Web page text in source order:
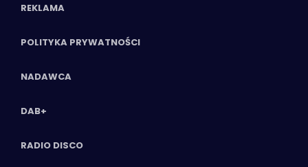
REKLAMA
POLITYKA PRYWATNOŚCI
NADAWCA
DAB+
RADIO DISCO